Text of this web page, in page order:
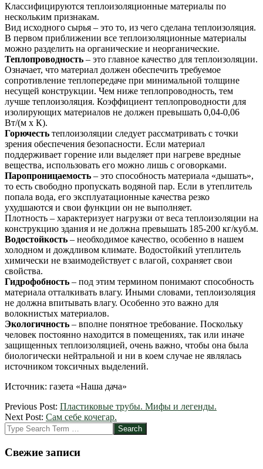
Классифицируются теплоизоляционные материалы по
нескольким признакам.
Вид исходного сырья – это то, из чего сделана теплоизоляция.
В первом приближении все теплоизоляционные материалы
можно разделить на органические и неорганические.
Теплопроводность – это главное качество для теплоизоляции.
Означает, что материал должен обеспечить требуемое
сопротивление теплопередаче при минимальной толщине
несущей конструкции. Чем ниже теплопроводность, тем
лучше теплоизоляция. Коэффициент теплопроводности для
изолирующих материалов не должен превышать 0,04-0,06
Вт/(м х К).
Горючесть теплоизоляции следует рассматривать с точки
зрения обеспечения безопасности. Если материал
поддерживает горение или выделяет при нагреве вредные
вещества, использовать его можно лишь с оговорками.
Паропроницаемость – это способность материала «дышать»,
то есть свободно пропускать водяной пар. Если в утеплитель
попала вода, его эксплуатационные качества резко
ухудшаются и свои функции он не выполняет.
Плотность – характеризует нагрузки от веса теплоизоляции на
конструкцию здания и не должна превышать 185-200 кг/куб.м.
Водостойкость – необходимое качество, особенно в нашем
холодном и дождливом климате. Водостойкий утеплитель
химически не взаимодействует с влагой, сохраняет свои
свойства.
Гидрофобность – под этим термином понимают способность
материала отталкивать влагу. Иными словами, теплоизоляция
не должна впитывать влагу. Особенно это важно для
волокнистых материалов.
Экологичность – вполне понятное требование. Поскольку
человек постоянно находится в помещениях, так или иначе
защищенных теплоизоляцией, очень важно, чтобы она была
биологически нейтральной и ни в коем случае не являлась
источником токсичных выделений.
Источник: газета «Наша дача»
2012-
03-
06
Previous Post: Пластиковые трубы. Мифы и легенды.
Next Post: Сам себе кочегар.
Search
Свежие записи